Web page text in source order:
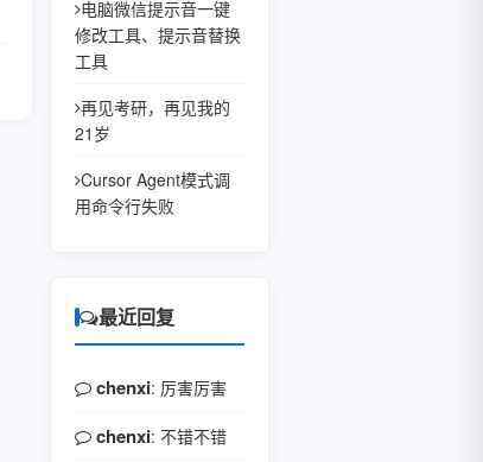
电脑微信提示音一键
修改工具、提示音替换
工具
再见考研，再见我的
21岁
Cursor Agent模式调
用命令行失败
最近回复
chenxi: 厉害厉害
chenxi: 不错不错